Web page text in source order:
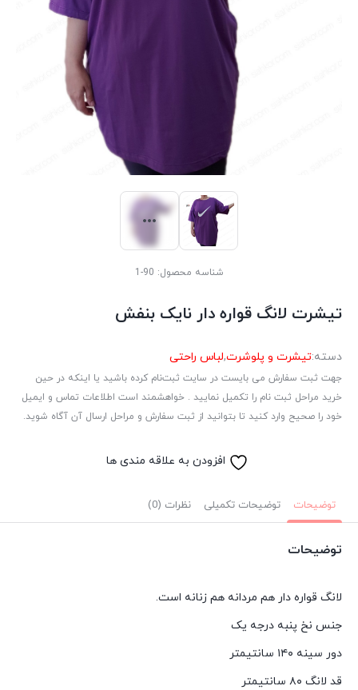
شناسه محصول: 90-1
تیشرت لانگ قواره دار نایک بنفش
دسته:تیشرت و پلوشرت,لباس راحتی
جهت ثبت سفارش می بایست در سایت ثبت‌نام کرده باشید یا اینکه در حین
خرید مراحل ثبت نام را تکمیل نمایید . خواهشمند است اطلاعات تماس و ایمیل
خود را صحیح وارد کنید تا بتوانید از ثبت سفارش و مراحل ارسال آن آگاه شوید.
افزودن به علاقه مندی ها
توضیحات توضیحات تکمیلی نظرات (0)
توضیحات
لانگ قواره دار هم مردانه هم زنانه است.
جنس نخ پنبه درجه یک
دور سینه ۱۴۰ سانتیمتر
قد لانگ ۸۰ سانتیمتر